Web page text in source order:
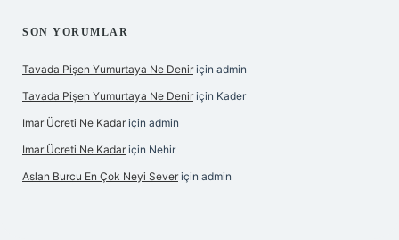
SON YORUMLAR
Tavada Pişen Yumurtaya Ne Denir için admin
Tavada Pişen Yumurtaya Ne Denir için Kader
Imar Ücreti Ne Kadar için admin
Imar Ücreti Ne Kadar için Nehir
Aslan Burcu En Çok Neyi Sever için admin